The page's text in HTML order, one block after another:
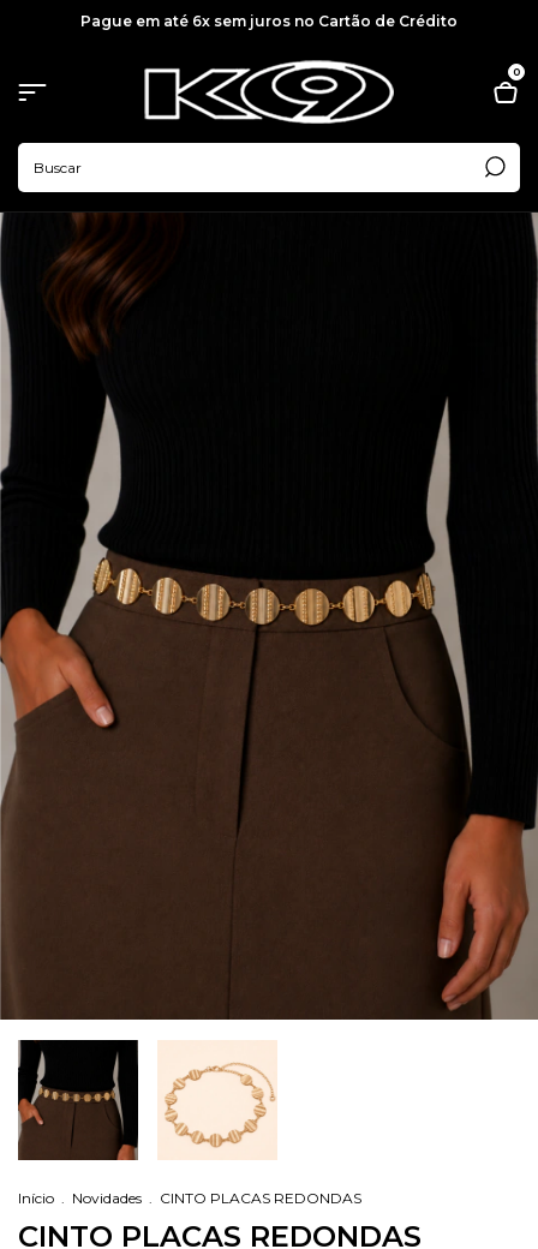
Pague em até 6x sem juros no Cartão de Crédito
0
Início . Novidades . CINTO PLACAS REDONDAS
CINTO PLACAS REDONDAS